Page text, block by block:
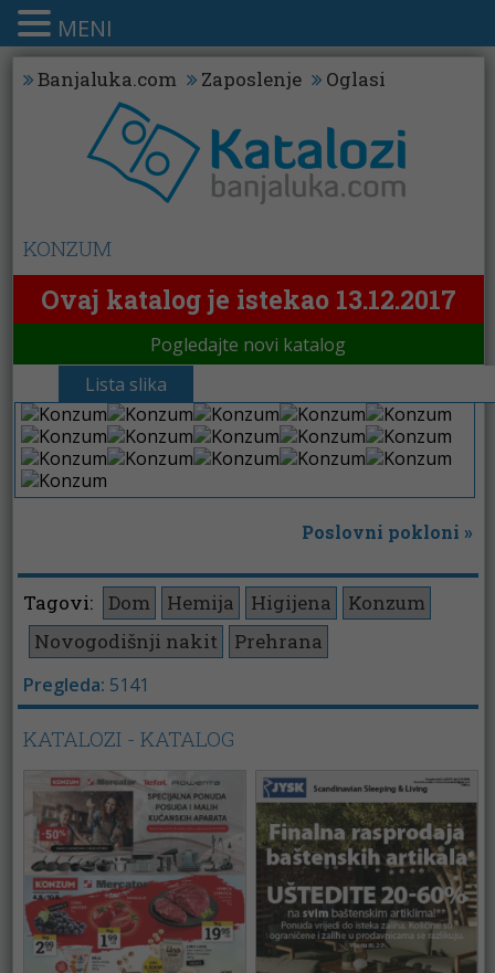
Banjaluka.com Zaposlenje Oglasi
KONZUM
Ovaj katalog je istekao 13.12.2017
Pogledajte novi katalog
Lista slika
Poslovni pokloni »
Tagovi: Dom Hemija Higijena
Konzum
Novogodišnji nakit
Prehrana
Pregleda: 5141
KATALOZI - KATALOG
MENI